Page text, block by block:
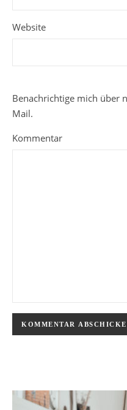
Website
Benachrichtige mich über
Mail.
Kommentar